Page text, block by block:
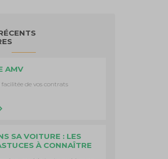
AMV
de vos contrats
SA VOITURE : LES
À CONNAÎTRE